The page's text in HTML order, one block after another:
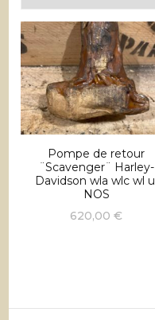
Pompe de retour
¨Scavenger¨ Harley-
Davidson wla wlc wl ul
NOS
620,00€